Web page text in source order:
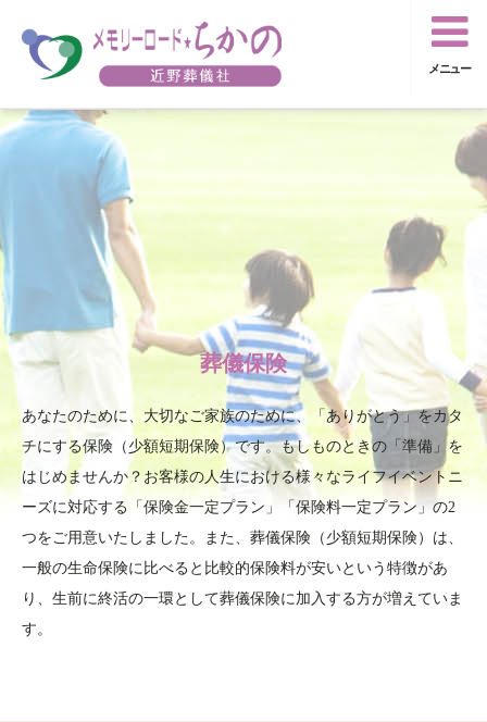
メニュー
葬儀保険
あなたのために、大切なご家族のために、「ありがとう」をカタ
チにする保険（少額短期保険）です。もしものときの「準備」を
はじめませんか？お客様の人生における様々なライフイベントニ
ーズに対応する「保険金一定プラン」「保険料一定プラン」の2
つをご用意いたしました。また、葬儀保険（少額短期保険）は、
一般の生命保険に比べると比較的保険料が安いという特徴があ
り、生前に終活の一環として葬儀保険に加入する方が増えていま
す。